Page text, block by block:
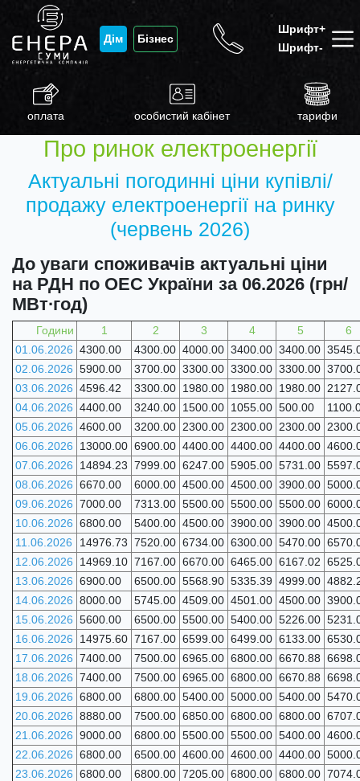
Дім Бізнес
Шрифт+
Шрифт-
оплата особистий кабінет тарифи
Про ринок електроенергії
Актуальні погодинні ціни купівлі/
продажу електроенергії на ринку
(червень 2026)
До уваги споживачів актуальні ціни
на РДН по ОЕС України за 06.2026 (грн/
МВт∙год)
Години 1 2 3 4 5
6
01.06.2026 4300.00 4300.00 4000.00 3400.00 3400.00
02.06.2026 5900.00 3700.00 3300.00 3300.00 3300.00
03.06.2026 4596.42 3300.00 1980.00 1980.00 1980.00
04.06.2026 4400.00 3240.00 1500.00 1055.00 500.00
05.06.2026 4600.00 3200.00 2300.00 2300.00 2300.00
06.06.2026
13000.00 6900.00 4400.00 4400.00 4400.00
07.06.2026
14894.23 7999.00 6247.00 5905.00 5731.00
08.06.2026 6670.00 6000.00 4500.00 4500.00 3900.00
09.06.2026 7000.00 7313.00 5500.00 5500.00 5500.00
10.06.2026 6800.00 5400.00 4500.00 3900.00 3900.00
11.06.2026
14976.73 7520.00 6734.00 6300.00 5470.00
12.06.2026
14969.10 7167.00 6670.00 6465.00 6167.02
13.06.2026 6900.00 6500.00 5568.90 5335.39 4999.00
14.06.2026 8000.00 5745.00 4509.00 4501.00 4500.00
15.06.2026 5600.00 6500.00 5500.00 5400.00 5226.00
16.06.2026
14975.60 7167.00 6599.00 6499.00 6133.00
17.06.2026 7400.00 7500.00 6965.00 6800.00 6670.88
18.06.2026 7400.00 7500.00 6965.00 6800.00 6670.88
19.06.2026 6800.00 6800.00 5400.00 5000.00 5400.00
20.06.2026 8880.00 7500.00 6850.00 6800.00 6800.00
21.06.2026 9000.00 6800.00 5500.00 5500.00 5400.00
22.06.2026 6800.00 6500.00 4600.00 4600.00 4400.00
23.06.2026 6800.00 6800.00 7205.00 6800.00 6800.00